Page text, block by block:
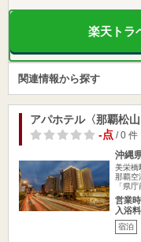
楽天トラ
関連情報から探す
アパホテル〈那覇松山
-点/ 0 件
沖縄
美栄橋
那覇空
「県
営業
入浴
宿泊